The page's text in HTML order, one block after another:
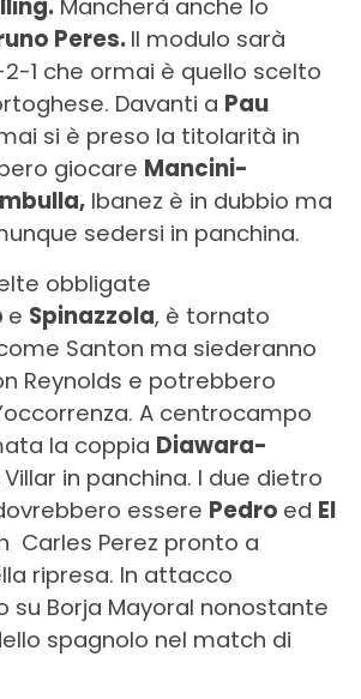
Mancherà anche lo
Peres. Il modulo sarà
1 che ormai è quello scelto
Davanti a Pau
si è preso la titolarità in
giocare Mancini-
Ibanez è in dubbio ma
sedersi in panchina.
obbligate
e Spinazzola, è tornato
Santon ma siederanno
Reynolds e potrebbero
A centrocampo
la coppia Diawara-
in panchina. I due dietro
essere Pedro ed El
Carles Perez pronto a
ripresa. In attacco
su Borja Mayoral nonostante
spagnolo nel match di